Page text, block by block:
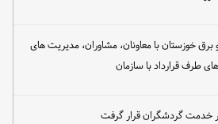
خوزستان با معاونان، مشاوران، مدیریت های
قرارداد با سازمان
خدمت گردشگران قرار گرفت